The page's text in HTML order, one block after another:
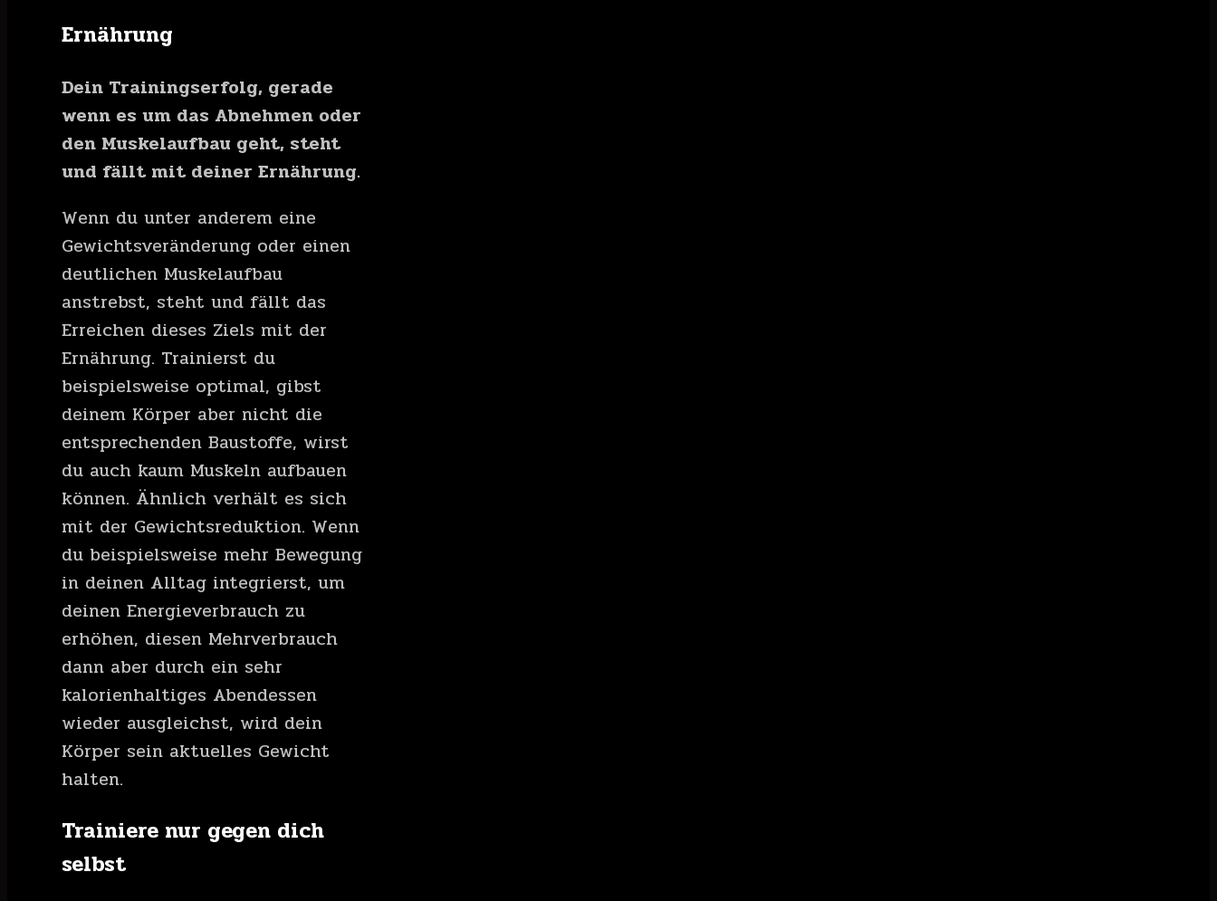
Ernährung
Dein Trainingserfolg, gerade
wenn es um das Abnehmen oder
den Muskelaufbau geht, steht
und fällt mit deiner Ernährung.
Wenn du unter anderem eine
Gewichtsveränderung oder einen
deutlichen Muskelaufbau
anstrebst, steht und fällt das
Erreichen dieses Ziels mit der
Ernährung. Trainierst du
beispielsweise optimal, gibst
deinem Körper aber nicht die
entsprechenden Baustoffe, wirst
du auch kaum Muskeln aufbauen
können. Ähnlich verhält es sich
mit der Gewichtsreduktion. Wenn
du beispielsweise mehr Bewegung
in deinen Alltag integrierst, um
deinen Energieverbrauch zu
erhöhen, diesen Mehrverbrauch
dann aber durch ein sehr
kalorienhaltiges Abendessen
wieder ausgleichst, wird dein
Körper sein aktuelles Gewicht
halten.
Trainiere nur gegen dich
selbst